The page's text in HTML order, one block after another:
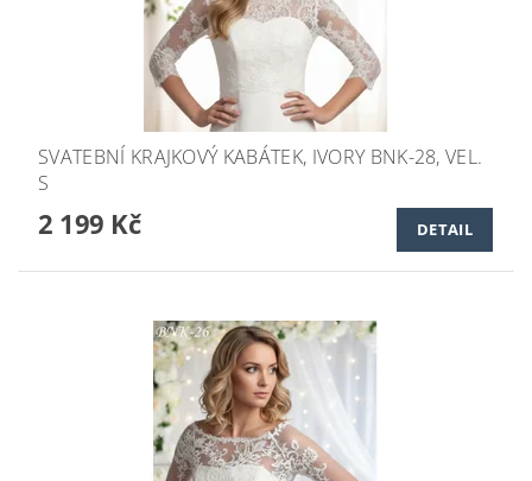
SVATEBNÍ KRAJKOVÝ KABÁTEK, IVORY BNK-28, VEL.
S
2 199 Kč DETAIL